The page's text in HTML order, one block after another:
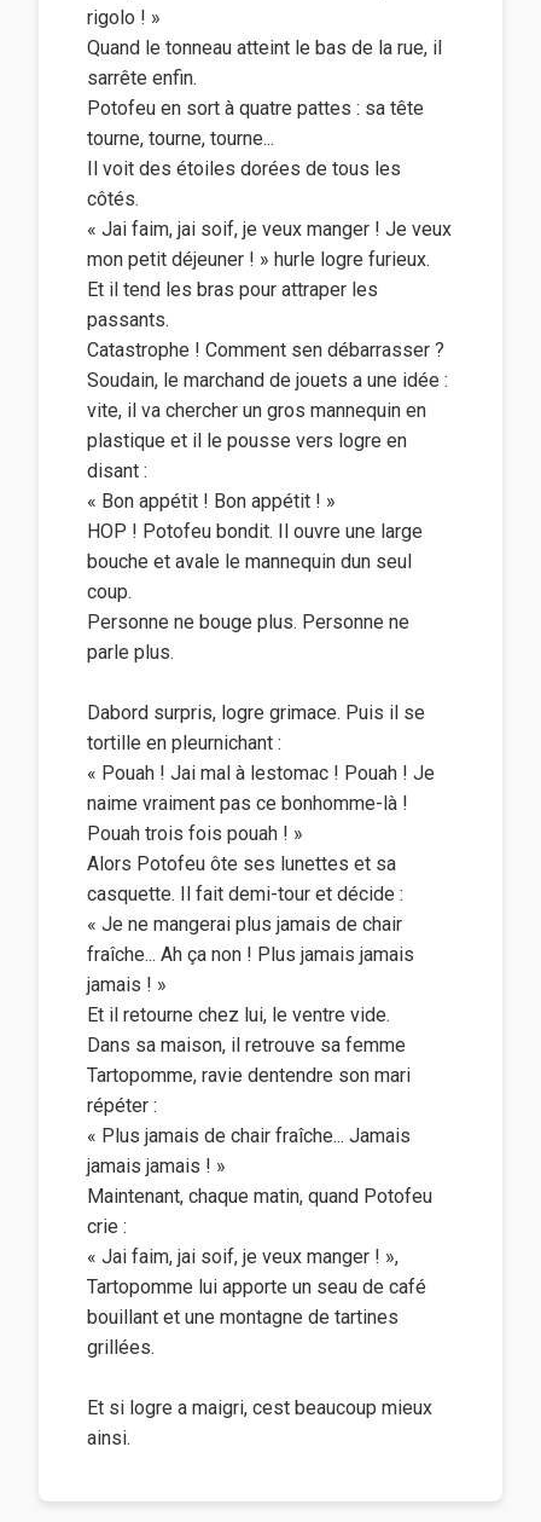
rigolo ! »
Quand le tonneau atteint le bas de la rue, il
sarrête enfin.
Potofeu en sort à quatre pattes : sa tête
tourne, tourne, tourne...
Il voit des étoiles dorées de tous les
côtés.
« Jai faim, jai soif, je veux manger ! Je veux
mon petit déjeuner ! » hurle logre furieux.
Et il tend les bras pour attraper les
passants.
Catastrophe ! Comment sen débarrasser ?
Soudain, le marchand de jouets a une idée :
vite, il va chercher un gros mannequin en
plastique et il le pousse vers logre en
disant :
« Bon appétit ! Bon appétit ! »
HOP ! Potofeu bondit. Il ouvre une large
bouche et avale le mannequin dun seul
coup.
Personne ne bouge plus. Personne ne
parle plus.
Dabord surpris, logre grimace. Puis il se
tortille en pleurnichant :
« Pouah ! Jai mal à lestomac ! Pouah ! Je
naime vraiment pas ce bonhomme-là !
Pouah trois fois pouah ! »
Alors Potofeu ôte ses lunettes et sa
casquette. Il fait demi-tour et décide :
« Je ne mangerai plus jamais de chair
fraîche... Ah ça non ! Plus jamais jamais
jamais ! »
Et il retourne chez lui, le ventre vide.
Dans sa maison, il retrouve sa femme
Tartopomme, ravie dentendre son mari
répéter :
« Plus jamais de chair fraîche... Jamais
jamais jamais ! »
Maintenant, chaque matin, quand Potofeu
crie :
« Jai faim, jai soif, je veux manger ! »,
Tartopomme lui apporte un seau de café
bouillant et une montagne de tartines
grillées.
Et si logre a maigri, cest beaucoup mieux
ainsi.